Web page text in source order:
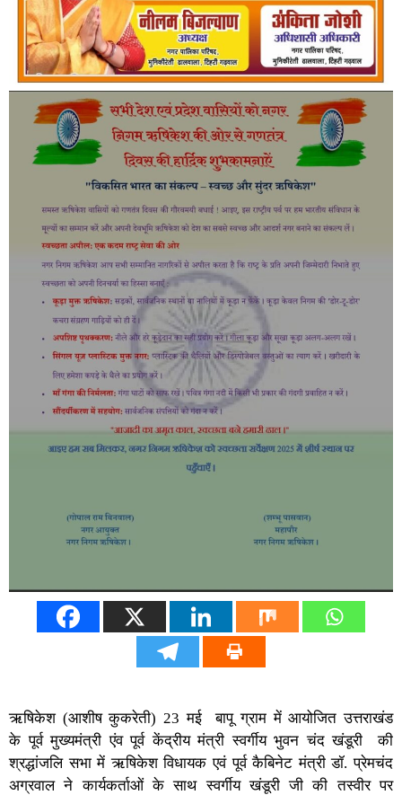
ऋषिकेश (आशीष कुकरेती) 23 मई बापू ग्राम में आयोजित उत्तराखंड
के पूर्व मुख्यमंत्री एंव पूर्व केंद्रीय मंत्री स्वर्गीय भुवन चंद खंडूरी की
श्रद्धांजलि सभा में ऋषिकेश विधायक एवं पूर्व कैबिनेट मंत्री डॉ. प्रेमचंद
अग्रवाल ने कार्यकर्ताओं के साथ स्वर्गीय खंडूरी जी की तस्वीर पर